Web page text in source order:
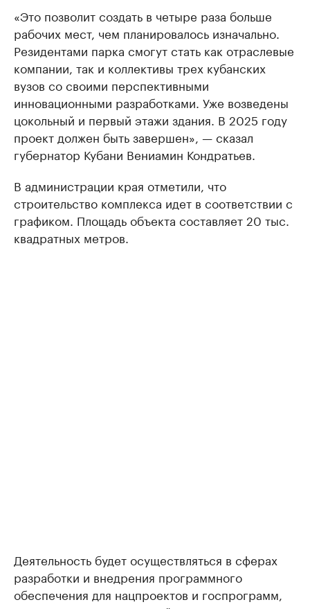
«Это позволит создать в четыре раза больше
рабочих мест, чем планировалось изначально.
Резидентами парка смогут стать как отраслевые
компании, так и коллективы трех кубанских
вузов со своими перспективными
инновационными разработками. Уже возведены
цокольный и первый этажи здания. В 2025 году
проект должен быть завершен», — сказал
губернатор Кубани Вениамин Кондратьев.
В администрации края отметили, что
строительство комплекса идет в соответствии с
графиком. Площадь объекта составляет 20 тыс.
квадратных метров.
Деятельность будет осуществляться в сферах
разработки и внедрения программного
обеспечения для нацпроектов и госпрограмм,